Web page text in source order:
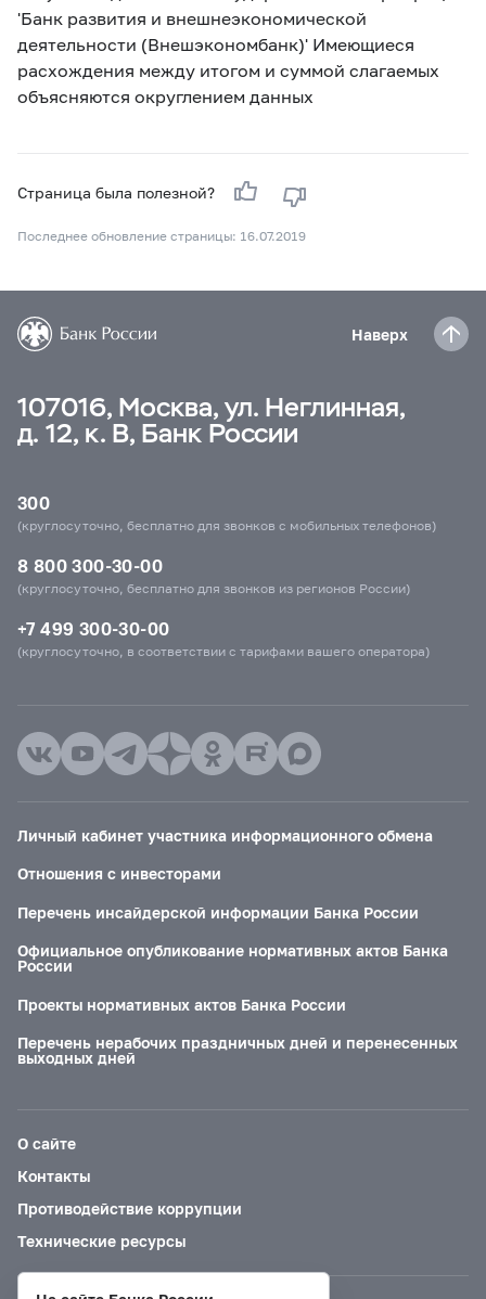
'Банк развития и внешнеэкономической
деятельности (Внешэкономбанк)' Имеющиеся
расхождения между итогом и суммой слагаемых
объясняются округлением данных
Страница была полезной?
Последнее обновление страницы: 16.07.2019
Наверх
107016, Москва, ул. Неглинная,
д. 12, к. В, Банк России
300
(круглосуточно, бесплатно для звонков с мобильных телефонов)
8 800 300-30-00
(круглосуточно, бесплатно для звонков из регионов России)
+7 499 300-30-00
(круглосуточно, в соответствии с тарифами вашего оператора)
Личный кабинет участника информационного обмена
Отношения с инвесторами
Перечень инсайдерской информации Банка России
Официальное опубликование нормативных актов Банка
России
Проекты нормативных актов Банка России
Перечень нерабочих праздничных дней и перенесенных
выходных дней
О сайте
Контакты
Противодействие коррупции
Технические ресурсы